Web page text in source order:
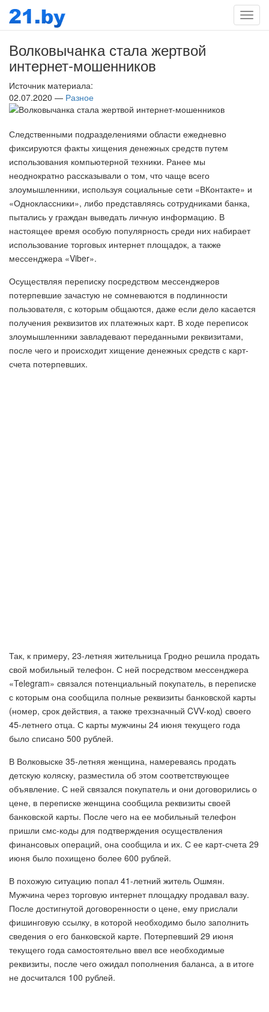
Меню
Волковычанка стала жертвой
интернет-мошенников
Источник материала:
02.07.2020 — Разное
Следственными подразделениями области ежедневно
фиксируются факты хищения денежных средств путем
использования компьютерной техники. Ранее мы
неоднократно рассказывали о том, что чаще всего
злоумышленники, используя социальные сети «ВКонтакте» и
«Одноклассники», либо представляясь сотрудниками банка,
пытались у граждан выведать личную информацию. В
настоящее время особую популярность среди них набирает
использование торговых интернет площадок, а также
мессенджера «Viber».
Осуществляя переписку посредством мессенджеров
потерпевшие зачастую не сомневаются в подлинности
пользователя, с которым общаются, даже если дело касается
получения реквизитов их платежных карт. В ходе переписок
злоумышленники завладевают переданными реквизитами,
после чего и происходит хищение денежных средств с карт-
счета потерпевших.
Так, к примеру, 23-летняя жительница Гродно решила продать
свой мобильный телефон. С ней посредством мессенджера
«Telegram» связался потенциальный покупатель, в переписке
с которым она сообщила полные реквизиты банковской карты
(номер, срок действия, а также трехзначный CVV-код) своего
45-летнего отца. С карты мужчины 24 июня текущего года
было списано 500 рублей.
В Волковыске 35-летняя женщина, намереваясь продать
детскую коляску, разместила об этом соответствующее
объявление. С ней связался покупатель и они договорились о
цене, в переписке женщина сообщила реквизиты своей
банковской карты. После чего на ее мобильный телефон
пришли смс-коды для подтверждения осуществления
финансовых операций, она сообщила и их. С ее карт-счета 29
июня было похищено более 600 рублей.
В похожую ситуацию попал 41-летний житель Ошмян.
Мужчина через торговую интернет площадку продавал вазу.
После достигнутой договоренности о цене, ему прислали
фишинговую ссылку, в которой необходимо было заполнить
сведения о его банковской карте. Потерпевший 29 июня
текущего года самостоятельно ввел все необходимые
реквизиты, после чего ожидал пополнения баланса, а в итоге
не досчитался 100 рублей.